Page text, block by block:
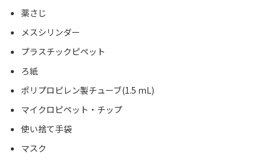
薬さじ
メスシリンダー
プラスチックピペット
ろ紙
ポリプロピレン製チューブ(1.5 mL)
マイクロピペット・チップ
使い捨て手袋
マスク